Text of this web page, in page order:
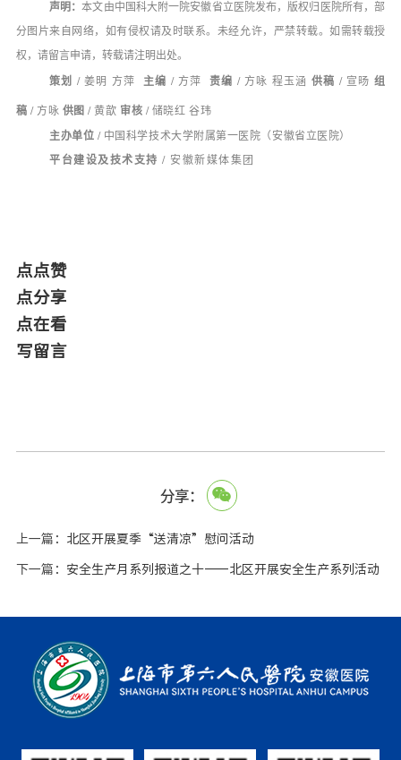
声明：本文由中国科大附一院安徽省立医院发布，版权归医院所有，部
分图片来自网络，如有侵权请及时联系。未经允许，严禁转载。如需转载授
权，请留言申请，转载请注明出处。
策划 / 姜明 方萍 主编 /方萍 责编 /方咏 程玉涵 供稿 /宣旸 组
稿 /方咏 供图 /黄歆 审核 /储晓红 谷玮
主办单位 / 中国科学技术大学附属第一医院（安徽省立医院）
平台建设及技术支持 / 安徽新媒体集团
点点赞
点分享
点在看
写留言
分享：
上一篇： 北区开展夏季“送清凉”慰问活动
下一篇： 安全生产月系列报道之十——北区开展安全生产系列活动